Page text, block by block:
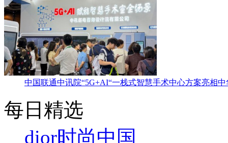
中国联通中讯院“5G+AI“一栈式智慧手术中心方案亮相
每日精选
dior时尚中国